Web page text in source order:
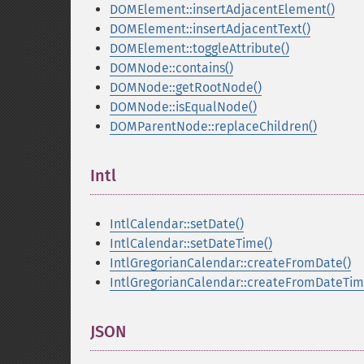
DOMElement::insertAdjacentElement()
DOMElement::insertAdjacentText()
DOMElement::toggleAttribute()
DOMNode::contains()
DOMNode::getRootNode()
DOMNode::isEqualNode()
DOMParentNode::replaceChildren()
Intl
IntlCalendar::setDate()
IntlCalendar::setDateTime()
IntlGregorianCalendar::createFromDate()
JSON